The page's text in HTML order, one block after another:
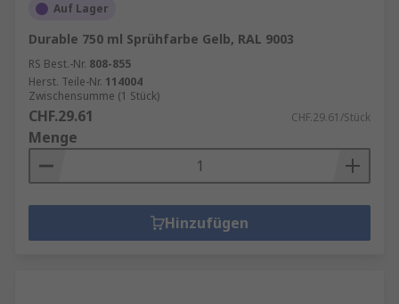
Auf Lager
Durable 750 ml Sprühfarbe Gelb, RAL 9003
RS Best.-Nr. 808-855
Herst. Teile-Nr. 114004
Zwischensumme (1 Stück)
CHF.29.61 CHF.29.61/Stück
Menge
Hinzufügen